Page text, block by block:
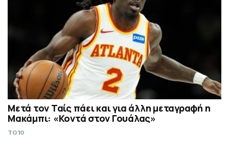
Μετά τον Ταίς πάει και για άλλη μεταγραφή η
Μακάμπι: «Κοντά στον Γουάλας»
TO10